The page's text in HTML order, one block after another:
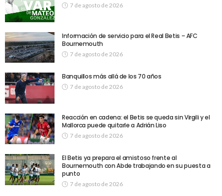
7 de agosto de 2026
Información de servicio para el Real Betis – AFC
Bournemouth
7 de agosto de 2026
Banquillos más allá de los 70 años
7 de agosto de 2026
Reacción en cadena: el Betis se queda sin Virgili y el
Mallorca puede quitarle a Adrián Liso
7 de agosto de 2026
El Betis ya prepara el amistoso frente al
Bournemouth con Abde trabajando en su puesta a
punto
7 de agosto de 2026